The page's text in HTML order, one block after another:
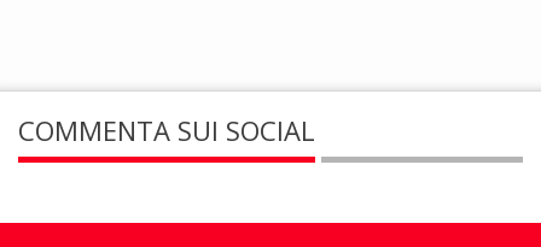
COMMENTA SUI SOCIAL